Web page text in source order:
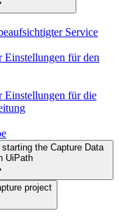
Service
für den
Einstellungen für die
the Capture Data
UiPath
project